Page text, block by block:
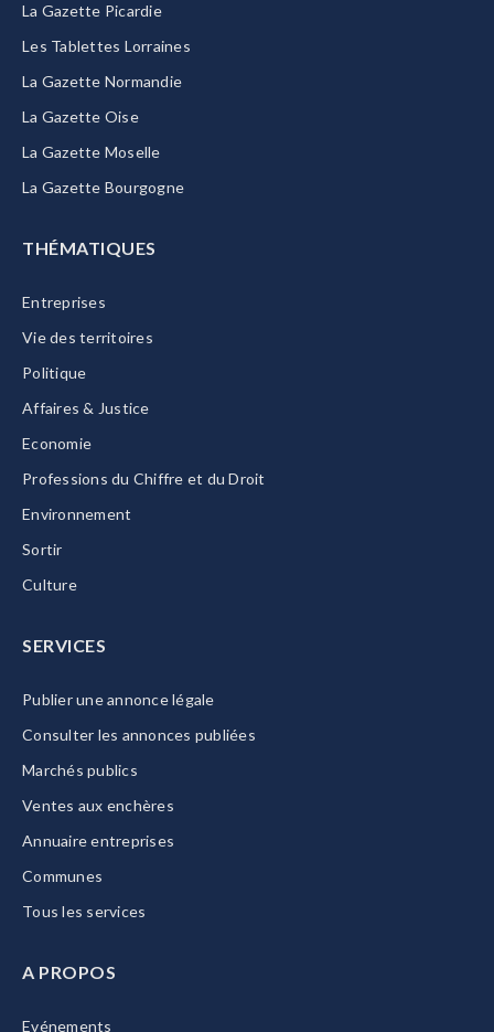
La Gazette Picardie
Les Tablettes Lorraines
La Gazette Normandie
La Gazette Oise
La Gazette Moselle
La Gazette Bourgogne
THÉMATIQUES
Entreprises
Vie des territoires
Politique
Affaires & Justice
Economie
Professions du Chiffre et du Droit
Environnement
Sortir
Culture
SERVICES
Publier une annonce légale
Consulter les annonces publiées
Marchés publics
Ventes aux enchères
Annuaire entreprises
Communes
Tous les services
A PROPOS
Evénements